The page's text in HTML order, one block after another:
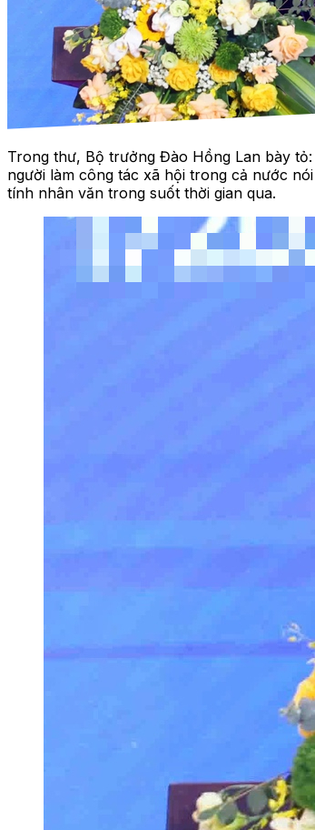
Trong thư, Bộ trưởng Đào Hồng Lan bày
người làm công tác xã hội trong cả nước
tính nhân văn trong suốt thời gian qua.